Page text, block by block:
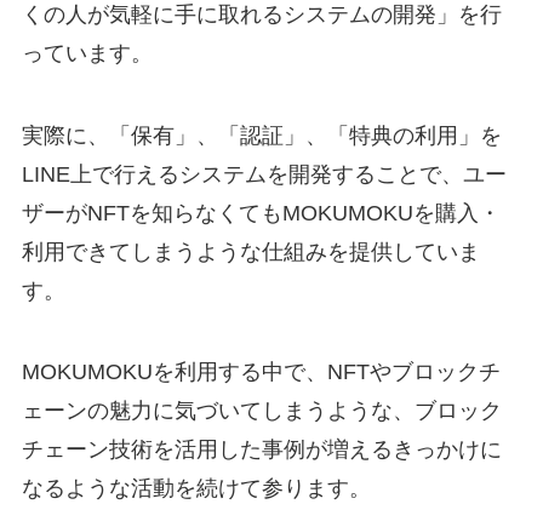
くの人が気軽に手に取れるシステムの開発」を行
っています。
実際に、「保有」、「認証」、「特典の利用」を
LINE上で行えるシステムを開発することで、ユー
ザーがNFTを知らなくてもMOKUMOKUを購入・
利用できてしまうような仕組みを提供していま
す。
MOKUMOKUを利用する中で、NFTやブロックチ
ェーンの魅力に気づいてしまうような、ブロック
チェーン技術を活用した事例が増えるきっかけに
なるような活動を続けて参ります。